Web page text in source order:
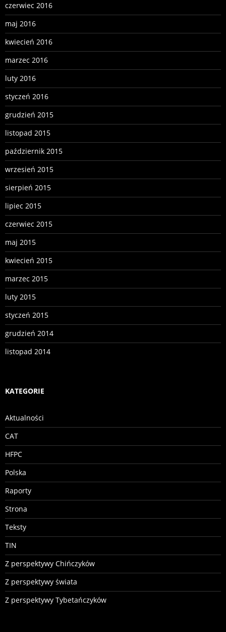
czerwiec 2016
maj 2016
kwiecień 2016
marzec 2016
luty 2016
styczeń 2016
grudzień 2015
listopad 2015
październik 2015
wrzesień 2015
sierpień 2015
lipiec 2015
czerwiec 2015
maj 2015
kwiecień 2015
marzec 2015
luty 2015
styczeń 2015
grudzień 2014
listopad 2014
KATEGORIE
Aktualności
CAT
HFPC
Polska
Raporty
Strona
Teksty
TIN
Z perspektywy Chińczyków
Z perspektywy świata
Z perspektywy Tybetańczyków